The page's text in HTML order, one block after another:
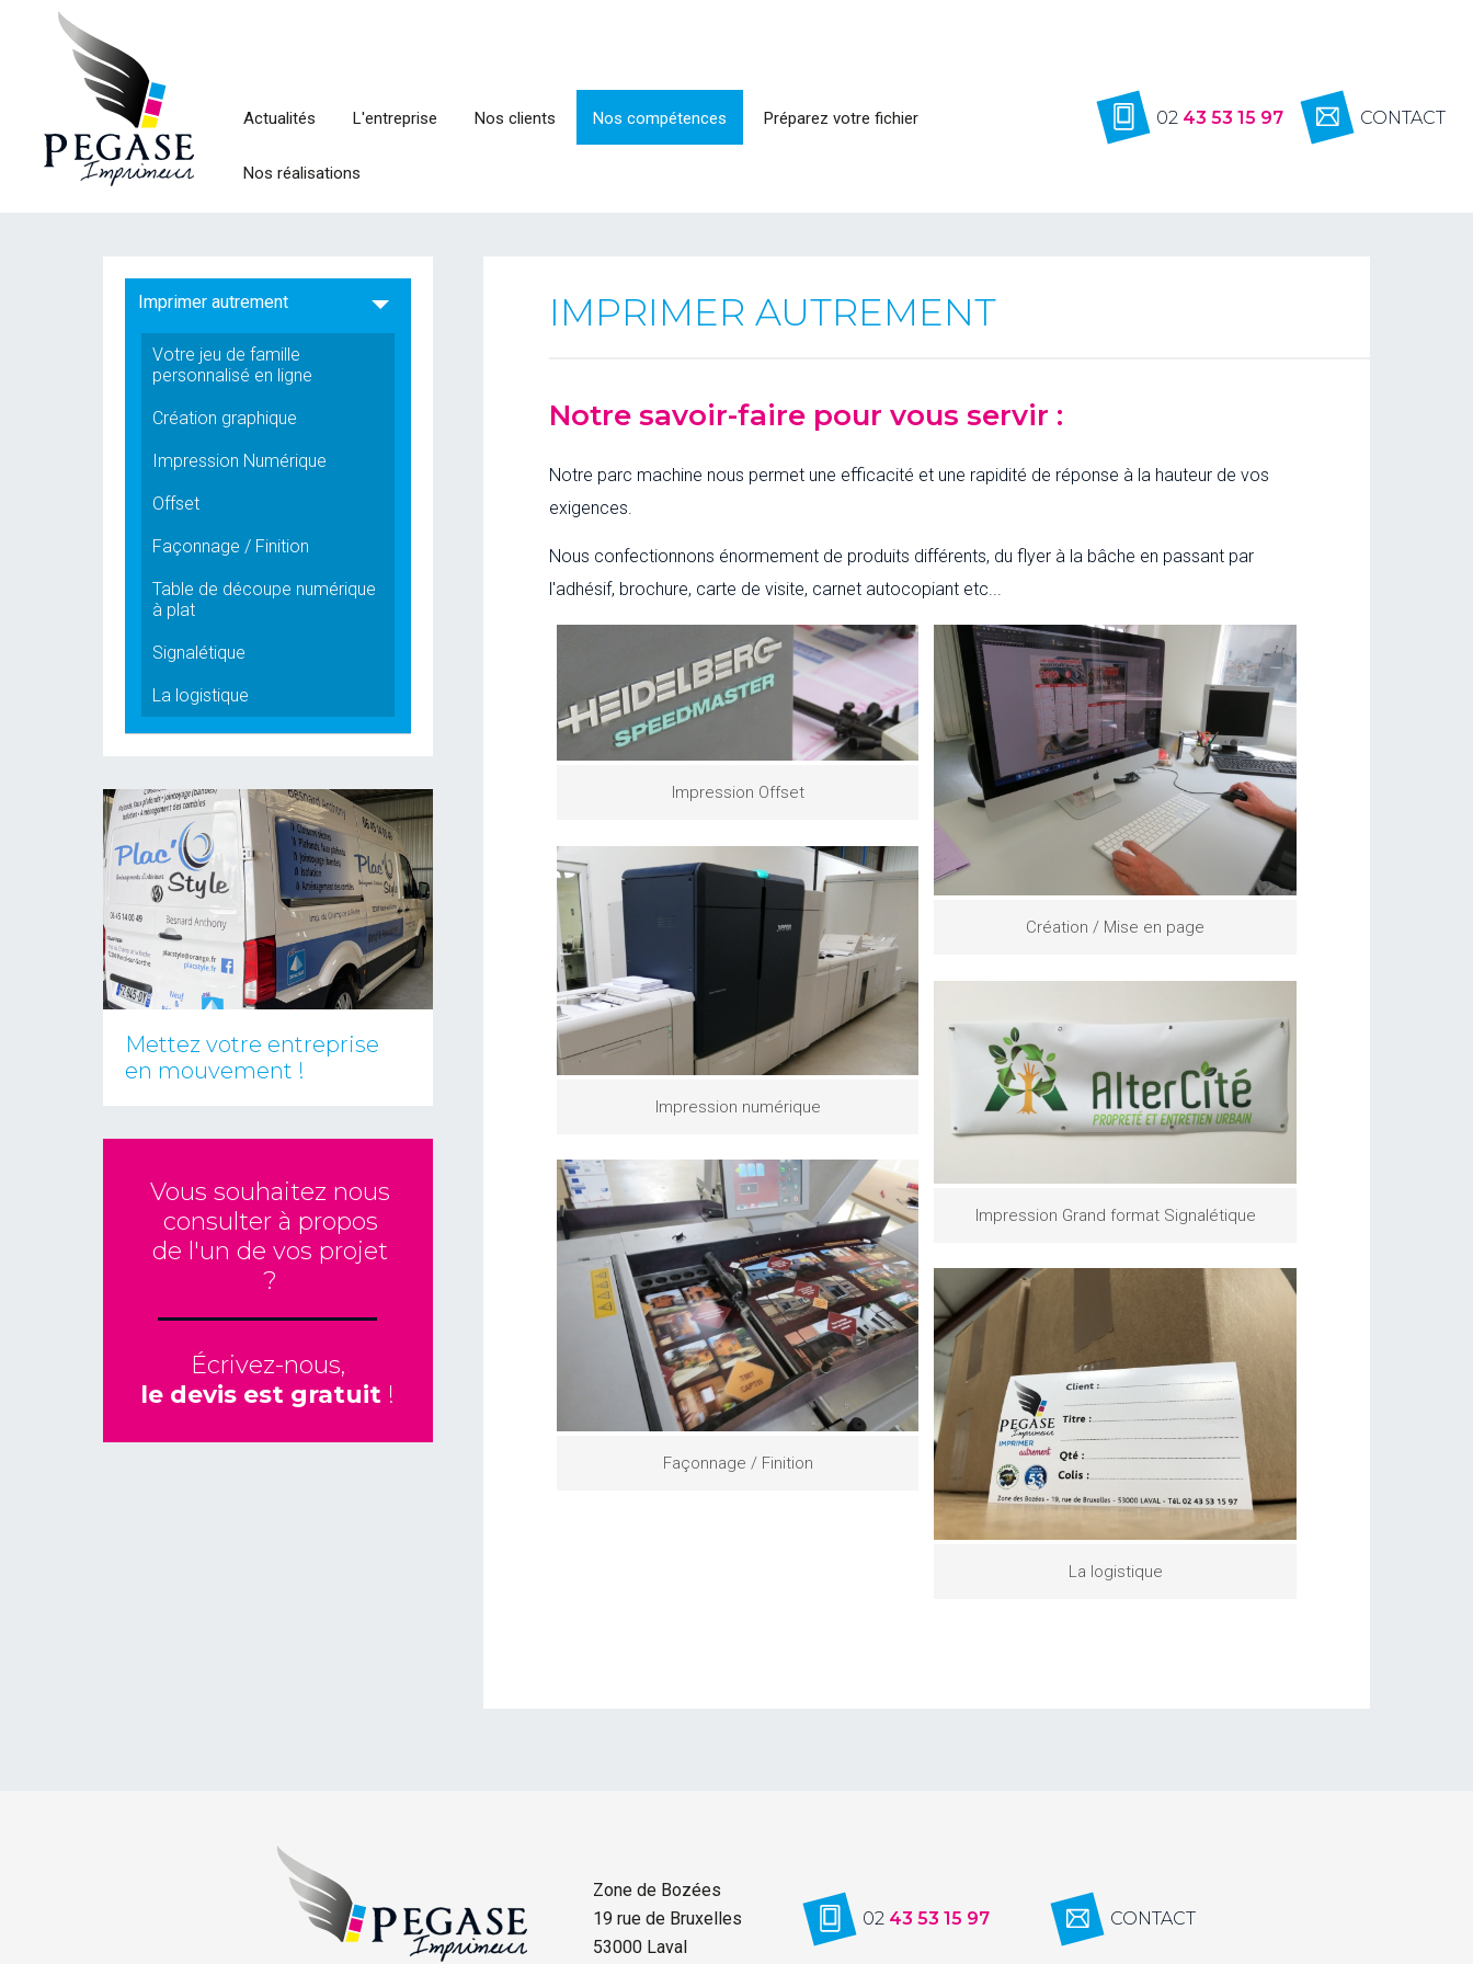
Actualités L'entreprise Nos clients Nos compétences Préparez votre fichier
Nos réalisations
02 43 53 15 97 CONTACT
IMPRIMER AUTREMENT
Notre savoir-faire pour vous servir :
Notre parc machine nous permet une efficacité et une rapidité de réponse à la hauteur de vos
exigences.
Nous confectionnons énormement de produits différents, du flyer à la bâche en passant par
l'adhésif, brochure, carte de visite, carnet autocopiant etc...
Création / Mise en page
Impression Offset
Impression numérique
Impression Grand format Signalétique
Façonnage / Finition
La logistique
Imprimer autrement
Votre jeu de famille
personnalisé en ligne
Création graphique
Impression Numérique
Offset
Façonnage / Finition
Table de découpe numérique
à plat
Signalétique
La logistique
Mettez votre entreprise
en mouvement !
Vous souhaitez nous
consulter à propos
de l'un de vos projet
?
Écrivez-nous,
le devis est gratuit !
Zone de Bozées
19 rue de Bruxelles
53000 Laval
02 43 53 15 97 CONTACT